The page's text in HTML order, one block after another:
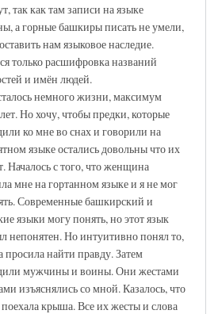
так как там записи на языке
а горные башкиры писать не умели,
нам языковое наследие.
только расшифровка названий
и имён людей.
немного жизни, максимум
лет. Но хочу, чтобы предки, которые
ко мне во снах и говорили на
языке остались довольны что их
Началось с того, что женщина
мне на гортанном языке и я не мог
Современные башкирский и
языки могу понять, но этот язык
непонятен. Но интуитивно понял то,
просила найти правду. Затем
мужчины и воины. Они жестами
изъяснялись со мной. Казалось, что
крыша. Все их жесты и слова